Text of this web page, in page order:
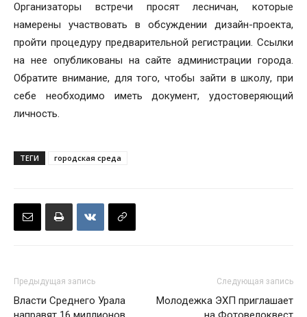
Организаторы встречи просят лесничан, которые
намерены участвовать в обсуждении дизайн-проекта,
пройти процедуру предварительной регистрации. Ссылки
на нее опубликованы на сайте администрации города.
Обратите внимание, для того, чтобы зайти в школу, при
себе необходимо иметь документ, удостоверяющий
личность.
ТЕГИ городская среда
Предыдущая запись
Власти Среднего Урала
Следующая запись
Молодежка ЭХП приглашает